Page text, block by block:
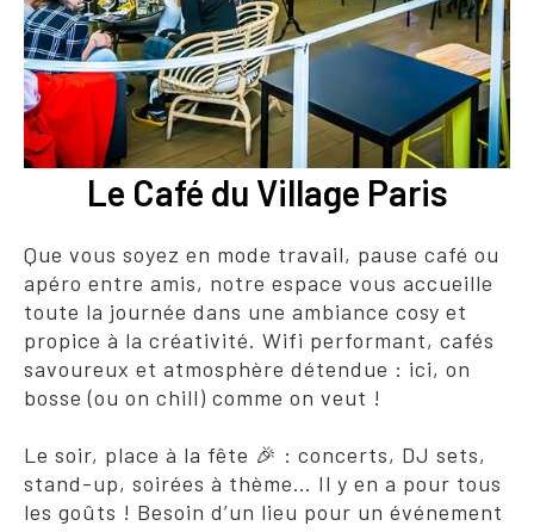
Le Café du Village Paris
Que vous soyez en mode travail, pause café ou
apéro entre amis, notre espace vous accueille
toute la journée dans une ambiance cosy et
propice à la créativité. Wifi performant, cafés
savoureux et atmosphère détendue : ici, on
bosse (ou on chill) comme on veut !
Le soir, place à la fête 🎉 : concerts, DJ sets,
stand-up, soirées à thème… Il y en a pour tous
les goûts ! Besoin d’un lieu pour un événement